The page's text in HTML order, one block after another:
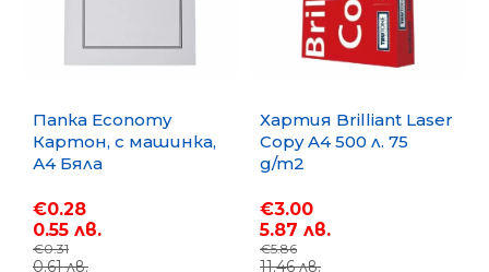
Папка Economy
Картон, с машинка,
А4 Бяла
€0.28
0.55 лв.
€0.31
0.61 лв.
Хартия Brilliant Laser
Copy A4 500 л. 75
g/m2
€3.00
5.87 лв.
€5.86
11.46 лв.